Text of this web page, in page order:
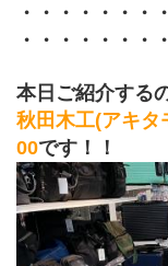
・・・・・・・
・・・・・・・
本日ご紹介する
秋田木工(アキタ
00です！！